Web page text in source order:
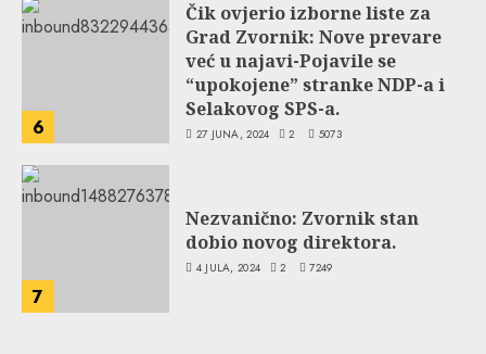
6
Čik ovjerio izborne liste za
Grad Zvornik: Nove prevare
već u najavi-Pojavile se
“upokojene” stranke NDP-a i
Selakovog SPS-a.
27 JUNA, 2024 2 5073
7
Nezvanično: Zvornik stan
dobio novog direktora.
4 JULA, 2024 2 7249